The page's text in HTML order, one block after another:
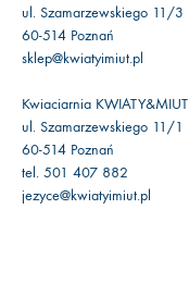
ul. Szamarzewskiego 11/3
60-514 Poznań
sklep@kwiatyimiut.pl
Kwiaciarnia KWIATY&MIUT
ul. Szamarzewskiego 11/1
60-514 Poznań
tel. 501 407 882
jezyce@kwiatyimiut.pl